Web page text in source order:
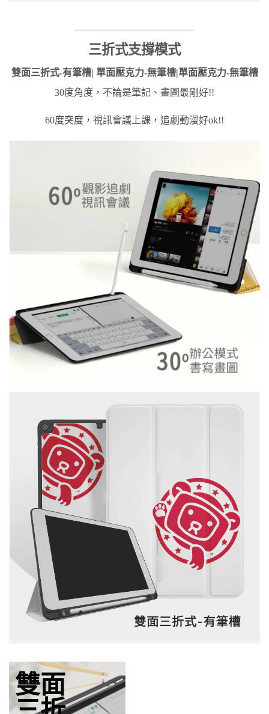
三折式支撐模式
雙面三折式-有筆槽| 單面壓克力-無筆槽|單面壓克力-無筆槽
30度角度，不論是筆記、畫圖最剛好!!
60度突度，視訊會議上課，追劇動漫好ok!!
雙面